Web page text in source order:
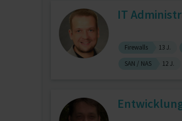
IT
Firewalls 13 J.
SAN / NAS
12 J.